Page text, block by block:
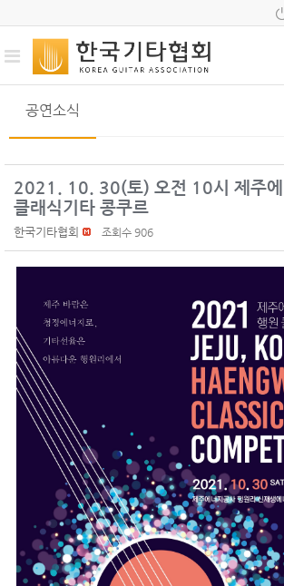
공연소식
2021. 10. 30(토) 오전 10시 제주에
클래식기타 콩쿠르
한국기타협회 조회수 906